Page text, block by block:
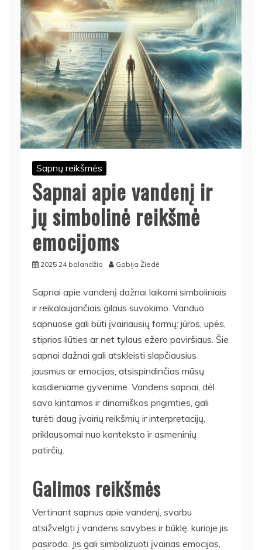
Sapnų reikšmės
Sapnai apie vandenį ir
jų simbolinė reikšmė
emocijoms
2025 24 balandžio Gabija Žiedė
Sapnai apie vandenį dažnai laikomi simboliniais
ir reikalaujančiais gilaus suvokimo. Vanduo
sapnuose gali būti įvairiausių formų: jūros, upės,
stiprios liūties ar net tylaus ežero paviršiaus. Šie
sapnai dažnai gali atskleisti slapčiausius
jausmus ar emocijas, atsispindinčias mūsų
kasdieniame gyvenime. Vandens sapnai, dėl
savo kintamos ir dinamiškos prigimties, gali
turėti daug įvairių reikšmių ir interpretacijų,
priklausomai nuo konteksto ir asmeninių
patirčių.
Galimos reikšmės
Vertinant sapnus apie vandenį, svarbu
atsižvelgti į vandens savybes ir būklę, kurioje jis
pasirodo. Jis gali simbolizuoti įvairias emocijas,